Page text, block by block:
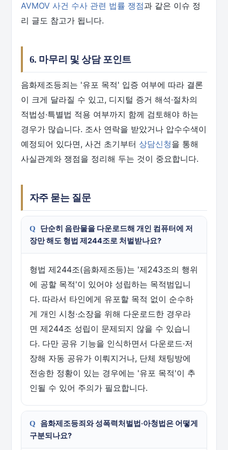
AVMOV 사건 수사 관련 법률 쟁점과 같은 이슈 정
리 글도 참고가 됩니다.
6. 마무리 및 상담 포인트
음화제조등죄는 '유포 목적' 입증 여부에 따라 결론
이 크게 달라질 수 있고, 디지털 증거 해석·절차의
적법성·특별법 적용 여부까지 함께 검토해야 하는
경우가 많습니다. 조사 연락을 받았거나 압수수색이
예정되어 있다면, 사건 초기부터 상담신청을 통해
사실관계와 쟁점을 정리해 두는 것이 중요합니다.
자주 묻는 질문
단순히 음란물을 다운로드해 개인 컴퓨터에 저
장만 해도 형법 제244조로 처벌받나요?
형법 제244조(음화제조등)는 '제243조의 행위
에 공할 목적'이 있어야 성립하는 목적범입니
다. 따라서 타인에게 유포할 목적 없이 순수하
게 개인 시청·소장을 위해 다운로드한 경우라
면 제244조 성립이 문제되지 않을 수 있습니
다. 다만 공유 기능을 인식하면서 다운로드·저
장해 자동 공유가 이뤄지거나, 단체 채팅방에
전송한 정황이 있는 경우에는 '유포 목적'이 추
인될 수 있어 주의가 필요합니다.
음화제조등죄와 성폭력처벌법·아청법은 어떻게
구분되나요?